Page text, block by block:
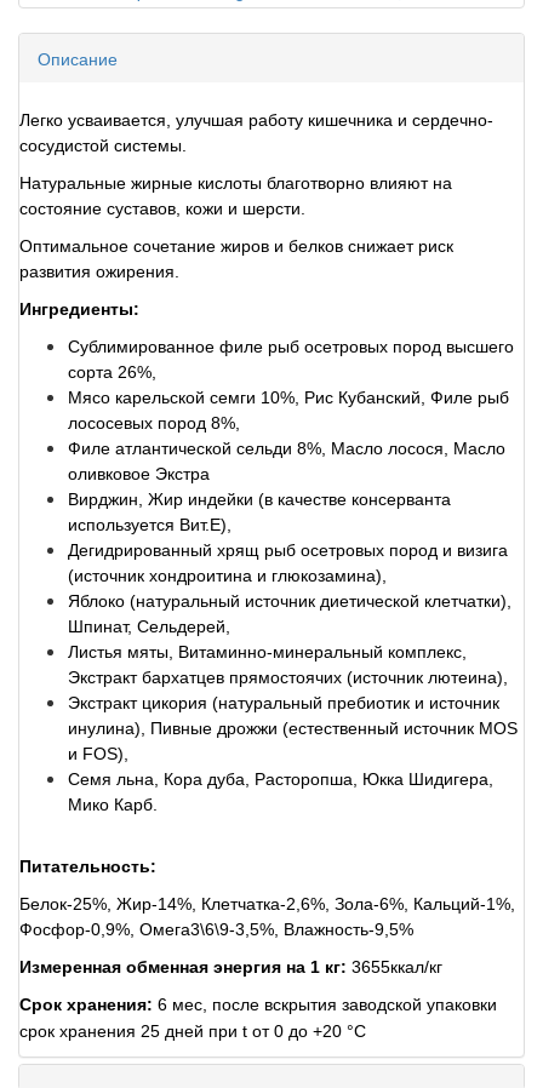
Описание
Легко усваивается, улучшая работу кишечника и сердечно-
сосудистой системы.
Натуральные жирные кислоты благотворно влияют на
состояние суставов, кожи и шерсти.
Оптимальное сочетание жиров и белков снижает риск
развития ожирения.
Ингредиенты:
Сублимированное филе рыб осетровых пород высшего
сорта 26%,
Мясо карельской семги 10%, Рис Кубанский, Филе рыб
лососевых пород 8%,
Филе атлантической сельди 8%, Масло лосося, Масло
оливковое Экстра
Вирджин, Жир индейки (в качестве консерванта
используется Вит.E),
Дегидрированный хрящ рыб осетровых пород и визига
(источник хондроитина и глюкозамина),
Яблоко (натуральный источник диетической клетчатки),
Шпинат, Сельдерей,
Листья мяты, Витаминно-минеральный комплекс,
Экстракт бархатцев прямостоячих (источник лютеина),
Экстракт цикория (натуральный пребиотик и источник
инулина), Пивные дрожжи (естественный источник MOS
и FOS),
Семя льна, Кора дуба, Расторопша, Юкка Шидигера,
Мико Карб.
Питательность:
Белок-25%, Жир-14%, Клетчатка-2,6%, Зола-6%, Кальций-1%,
Фосфор-0,9%, Омега3\6\9-3,5%, Влажность-9,5%
Измеренная обменная энергия на 1 кг: 3655ккал/кг
Срок хранения: 6 мес, после вскрытия заводской упаковки
срок хранения 25 дней при t от 0 до +20 °C